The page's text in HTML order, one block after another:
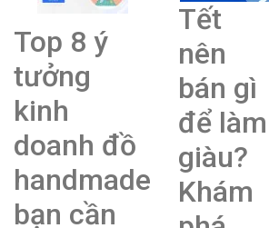
Top 8 ý
tưởng
kinh
doanh đồ
handmade
bạn cần
Tết
nên
bán gì
để làm
giàu?
Khám